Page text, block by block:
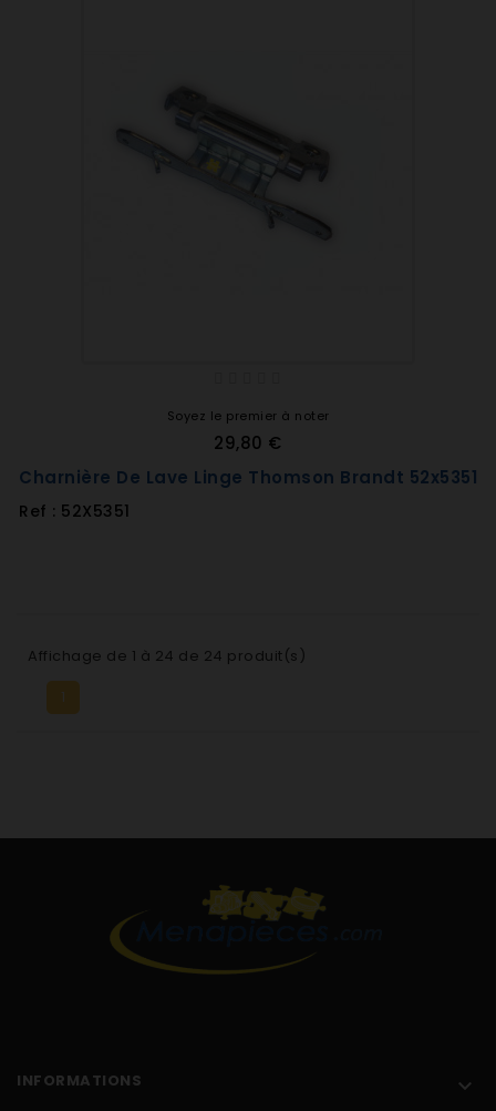
Soyez le premier à noter
29,80 €
Charnière De Lave Linge Thomson Brandt 52x5351
Ref : 52X5351
Affichage de 1 à 24 de 24 produit(s)
1
INFORMATIONS 